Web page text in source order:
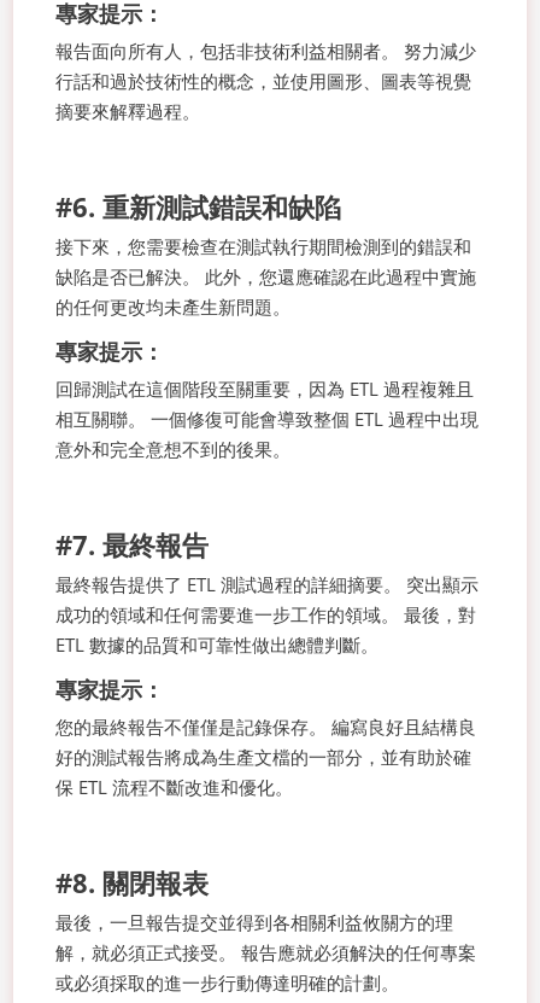
專家提示：
報告面向所有人，包括非技術利益相關者。 努力減少
行話和過於技術性的概念，並使用圖形、圖表等視覺
摘要來解釋過程。
#6. 重新測試錯誤和缺陷
接下來，您需要檢查在測試執行期間檢測到的錯誤和
缺陷是否已解決。 此外，您還應確認在此過程中實施
的任何更改均未產生新問題。
專家提示：
回歸測試在這個階段至關重要，因為 ETL 過程複雜且
相互關聯。 一個修復可能會導致整個 ETL 過程中出現
意外和完全意想不到的後果。
#7. 最終報告
最終報告提供了 ETL 測試過程的詳細摘要。 突出顯示
成功的領域和任何需要進一步工作的領域。 最後，對
ETL 數據的品質和可靠性做出總體判斷。
專家提示：
您的最終報告不僅僅是記錄保存。 編寫良好且結構良
好的測試報告將成為生產文檔的一部分，並有助於確
保 ETL 流程不斷改進和優化。
#8. 關閉報表
最後，一旦報告提交並得到各相關利益攸關方的理
解，就必須正式接受。 報告應就必須解決的任何專案
或必須採取的進一步行動傳達明確的計劃。